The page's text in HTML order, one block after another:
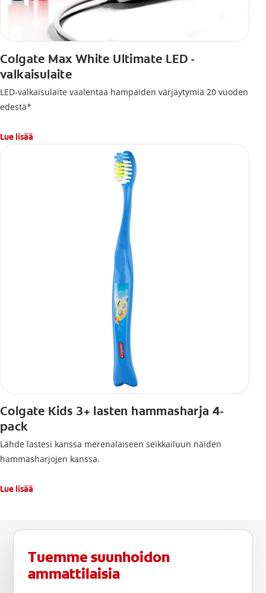
Colgate Max White Ultimate LED -
valkaisulaite
LED-valkaisulaite vaalentaa hampaiden värjäytymiä 20 vuoden
edestä*
Lue lisää
Colgate Kids 3+ lasten hammasharja 4-
pack
Lähde lastesi kanssa merenalaiseen seikkailuun näiden
hammasharjojen kanssa.
Lue lisää
Tuemme suunhoidon
ammattilaisia